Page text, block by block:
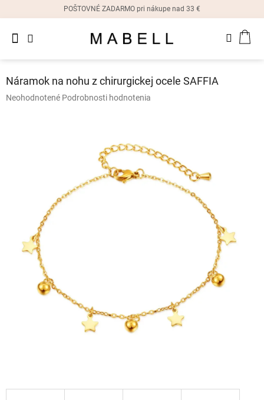
POŠTOVNÉ ZADARMO pri nákupe nad 33 €
Dámske
náušnice
hodinky
Ostatné
Náramok na nohu z chirurgickej ocele SAFFIA
Priemerné
Neohodnotené Podrobnosti hodnotenia